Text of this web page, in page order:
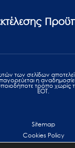
εκτέλεσης
των σελίδων αποτελεί
η
τρόπο χωρίς
ΕΟΤ.
Sitemap
Cookies Policy